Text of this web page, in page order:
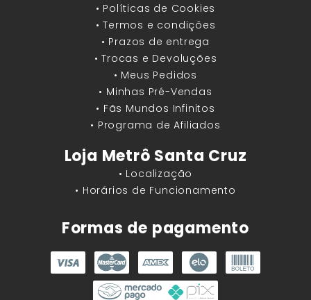
• Políticas de Cookies
• Termos e condições
• Prazos de entrega
• Trocas e Devoluções
• Meus Pedidos
• Minhas Pré-Vendas
• Fãs Mundos Infinitos
• Programa de Afiliados
Loja Metrô Santa Cruz
• Localização
• Horários de Funcionamento
Formas de pagamento